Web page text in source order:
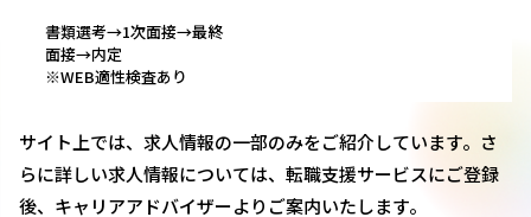
書類選考→1次面接→最終
面接→内定
※WEB適性検査あり
サイト上では、求人情報の一部のみをご紹介しています。さ
らに詳しい求人情報については、転職支援サービスにご登録
後、キャリアアドバイザーよりご案内いたします。